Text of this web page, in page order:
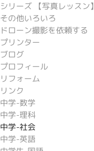
シリーズ 【写真レッスン】
その他いろいろ
ドローン撮影を依頼する
プリンター
ブログ
プロフィール
リフォーム
リンク
中学-数学
中学-理科
中学-社会
中学-英語